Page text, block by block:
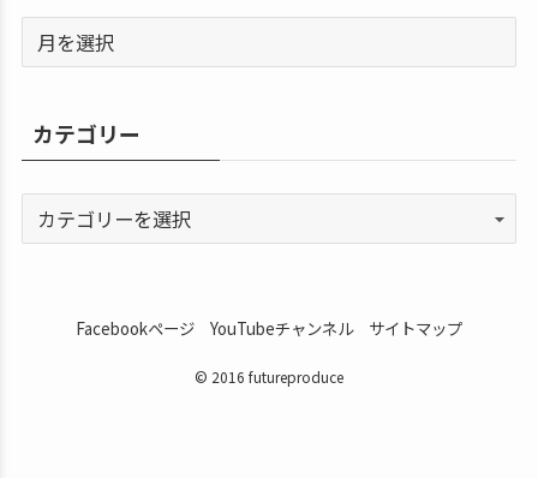
カテゴリー
Facebookページ YouTubeチャンネル サイトマップ
© 2016 futureproduce